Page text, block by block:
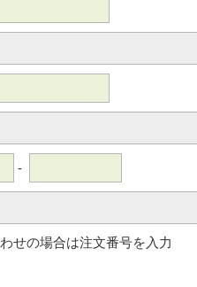
-
せの場合は注文番号を入力